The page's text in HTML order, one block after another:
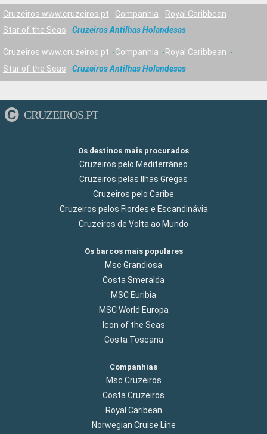
Cruzeiros www.cruzeiros.pt Companhia
Royal Caribbean
Star of the Seas
Cruzeiros Antilhas Holandesas
Cruzeiros www.cruzeiros.pt Companhia
Royal Caribbean
Star of the Seas
Cruzeiros Antilhas Holandesas
CRUZEIROS.PT
Os destinos mais procurados
Cruzeiros pelo Mediterrâneo
Cruzeiros pelas Ilhas Gregas
Cruzeiros pelo Caribe
Cruzeiros pelos Fiordes e Escandinávia
Cruzeiros de Volta ao Mundo
Os barcos mais populares
Msc Grandiosa
Costa Smeralda
MSC Euribia
MSC World Europa
Icon of the Seas
Costa Toscana
Companhias
Msc Cruzeiros
Costa Cruzeiros
Royal Caribean
Norwegian Cruise Line